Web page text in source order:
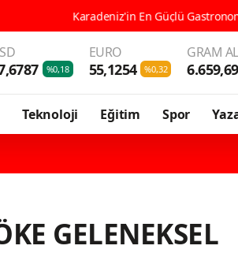
En Güçlü Gastronomi Kenti Ordu, 196
%0,18
EURO
55,1254 %0,32
GRAM
6.659,69
Teknoloji Eğitim Spor
GELENEKSEL